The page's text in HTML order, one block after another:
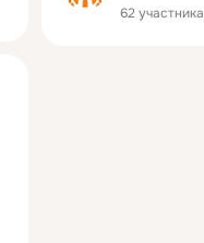
62 участника